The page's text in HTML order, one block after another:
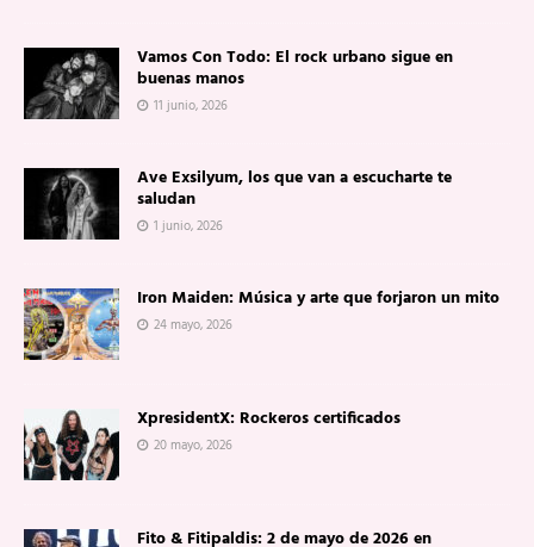
Vamos Con Todo: El rock urbano sigue en
buenas manos
11 junio, 2026
Ave Exsilyum, los que van a escucharte te
saludan
1 junio, 2026
Iron Maiden: Música y arte que forjaron un mito
24 mayo, 2026
XpresidentX: Rockeros certificados
20 mayo, 2026
Fito & Fitipaldis: 2 de mayo de 2026 en